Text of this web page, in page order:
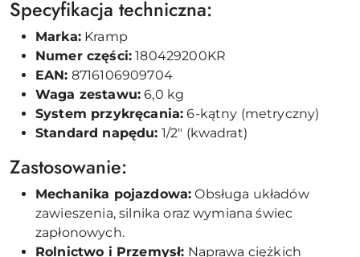
Specyfikacja techniczna:
Marka:Kramp
Numer części: 180429200KR
EAN: 8716106909704
Waga zestawu: 6,0 kg
System przykręcania: 6-kątny (metryczny)
Standard napędu: 1/2" (kwadrat)
Zastosowanie:
Mechanika pojazdowa: Obsługa układów
zawieszenia, silnika oraz wymiana świec
zapłonowych.
Rolnictwo i Przemysł: Naprawa ciężkich